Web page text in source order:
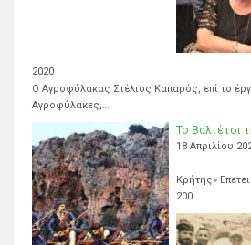
2020
Ο Αγροφύλακας Στέλιος Καπαρός, επί το
Αγροφύλακες,…
Το Βαλτέτσι
18 Απριλίου
«Το
Κρήτης»
200…